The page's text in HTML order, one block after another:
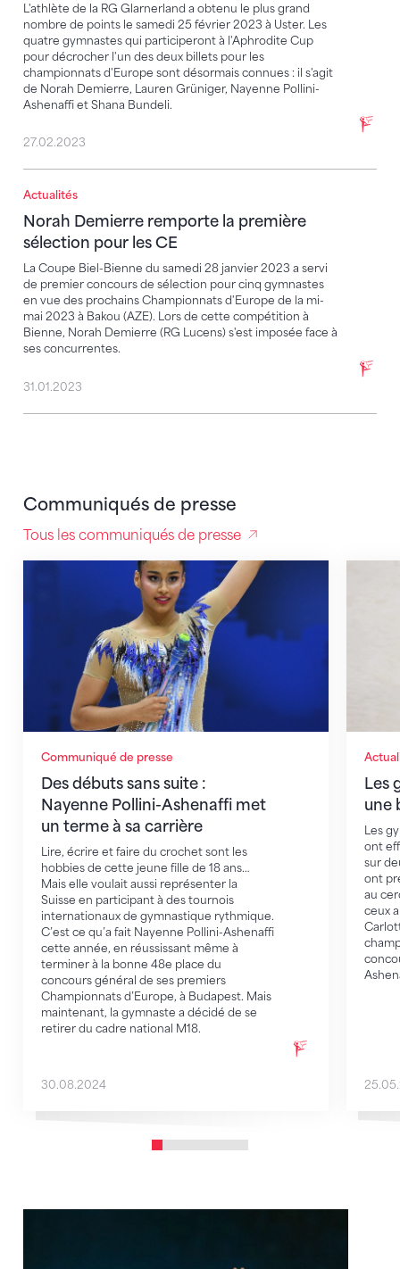
L'athlète de la RG Glarnerland a obtenu le plus grand
nombre de points le samedi 25 février 2023 à Uster. Les
quatre gymnastes qui participeront à l'Aphrodite Cup
pour décrocher l'un des deux billets pour les
championnats d'Europe sont désormais connues : il s'agit
de Norah Demierre, Lauren Grüniger, Nayenne Pollini-
Ashenaffi et Shana Bundeli.
27.02.2023
Actualités
Norah Demierre remporte la première
sélection pour les CE
La Coupe Biel-Bienne du samedi 28 janvier 2023 a servi
de premier concours de sélection pour cinq gymnastes
en vue des prochains Championnats d'Europe de la mi-
mai 2023 à Bakou (AZE). Lors de cette compétition à
Bienne, Norah Demierre (RG Lucens) s'est imposée face à
ses concurrentes.
Norah Demierre remporte la première sélection
31.01.2023
Communiqués de presse
Tous les communiqués de presse
Communiqué de presse
Des débuts sans suite :
Nayenne Pollini-Ashenaffi met
un terme à sa carrière
Lire, écrire et faire du crochet sont les
hobbies de cette jeune fille de 18 ans…
Mais elle voulait aussi représenter la
Suisse en participant à des tournois
internationaux de gymnastique rythmique.
C’est ce qu’a fait Nayenne Pollini-Ashenaffi
cette année, en réussissant même à
terminer à la bonne 48e place du
concours général de ses premiers
Championnats d’Europe, à Budapest. Mais
maintenant, la gymnaste a décidé de se
retirer du cadre national M18.
Des débuts sans suite : Nayenne Pollini-Ashenaffi
30.08.2024
Les
une
Les
ont
sur
ont
au
ceux